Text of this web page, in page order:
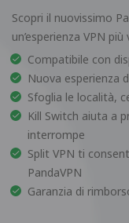
Scopri il nuovissimo
un’esperienza VPN
Compatibile con
Nuova esperienza
Sfoglia le località,
Kill Switch aiuta a
interrompe
Split VPN ti
PandaVPN
Garanzia di